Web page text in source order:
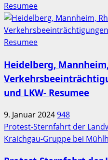
Resumee
Heidelberg,
und LKW- Resumee
9. Januar 2024948
Protest-Sternfahrt der
Kraichgau-Gruppe bei